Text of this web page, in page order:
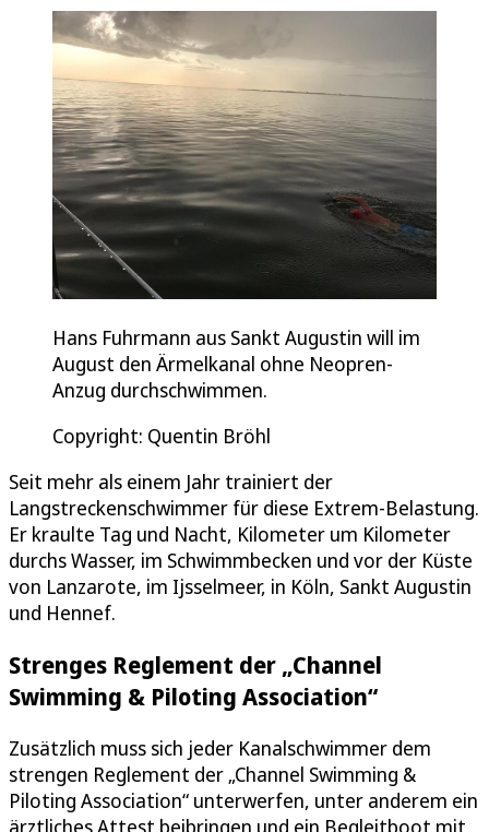
Hans Fuhrmann aus Sankt Augustin will im
August den Ärmelkanal ohne Neopren-
Anzug durchschwimmen.
Copyright: Quentin Bröhl
Seit mehr als einem Jahr trainiert der
Langstreckenschwimmer für diese Extrem-Belastung.
Er kraulte Tag und Nacht, Kilometer um Kilometer
durchs Wasser, im Schwimmbecken und vor der Küste
von Lanzarote, im Ijsselmeer, in Köln, Sankt Augustin
und Hennef.
Strenges Reglement der „Channel
Swimming & Piloting Association“
Zusätzlich muss sich jeder Kanalschwimmer dem
strengen Reglement der „Channel Swimming &
Piloting Association“ unterwerfen, unter anderem ein
ärztliches Attest beibringen und ein Begleitboot mit